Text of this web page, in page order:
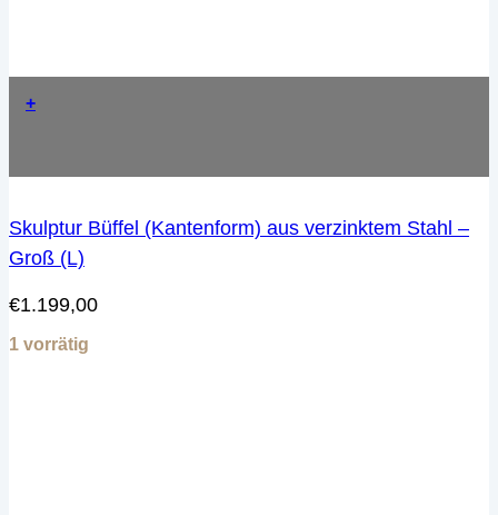
+
Skulptur Büffel (Kantenform) aus verzinktem Stahl –
Groß (L)
€1.199,00
1 vorrätig